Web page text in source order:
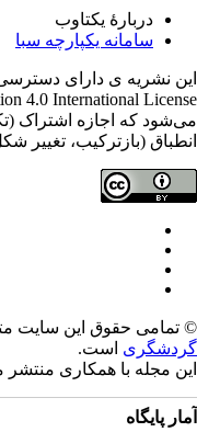
دربارۀ یکتاوب
سامانه یکپارچه سبا
نشریه ی دارای دسترسی
که اجازه اشتراک
(بازترکیب، تغییر
تمامی حقوق این سایت
است.
مجله با همکاریمنتشر
پایگاه